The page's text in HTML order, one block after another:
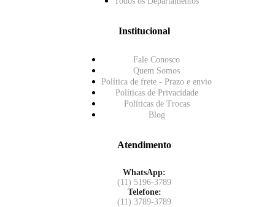
Institucional
Fale Conosco
Quem Somos
Política de frete - Prazo e envio
Políticas de Privacidade
Políticas de Trocas
Blog
Atendimento
WhatsApp:
(11) 5196-3789
Telefone:
(11) 3789-3789